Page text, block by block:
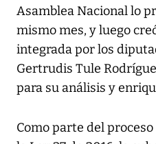
Asamblea Nacional lo
mismo mes, y luego
integrada por los
Gertrudis Tule
para su análisis y
Como parte del